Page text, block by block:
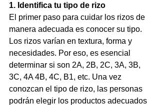
1. Identifica tu tipo de rizo
El primer paso para cuidar los rizos de
manera adecuada es conocer su tipo.
Los rizos varían en textura, forma y
necesidades. Por eso, es esencial
determinar si son 2A, 2B, 2C, 3A, 3B,
3C, 4A 4B, 4C, B1, etc. Una vez
conozcan el tipo de rizo, las personas
podrán elegir los productos adecuados